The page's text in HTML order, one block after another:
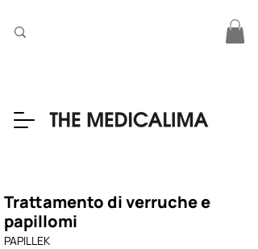
Trattamento di verruche e
papillomi
PAPILLEK